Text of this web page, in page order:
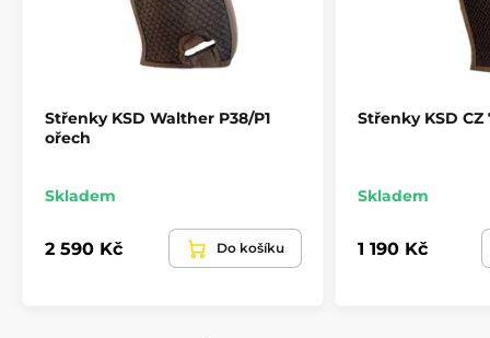
Střenky KSD Walther P38/P1
ořech
Skladem
2 590 Kč Do košíku
Střenky KSD
Skladem
1 190 Kč